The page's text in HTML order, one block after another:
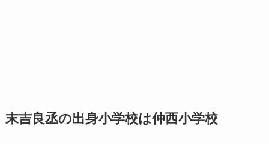
末吉良丞の出身小学校は仲西小学校